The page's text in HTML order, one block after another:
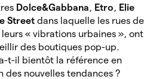
Dolce&Gabbana, Etro, Elie
Street dans laquelle les rues de
leurs « vibrations urbaines », ont
des boutiques pop-up.
t-il bientôt la référence en
des nouvelles tendances ?